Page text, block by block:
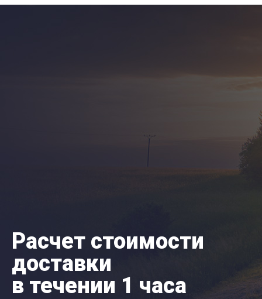
Расчет стоимости
доставки
в течении 1 часа